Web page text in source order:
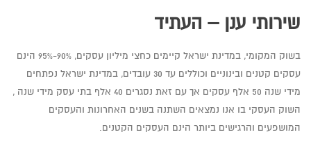
שירותי ענן – העתיד
בשוק המקומי, במדינת ישראל קיימים כחצי מיליון עסקים, 90%-95% הינם
עסקים קטנים ובינוניים וכוללים עד 30 עובדים, במדינת ישראל נפתחים
מידי שנה 50 אלף עסקים אך עם זאת נסגרים 40 אלף בתי עסק מידי שנה ,
השוק העסקי בו אנו נמצאים השתנה בשנים האחרונות והעסקים
המושפעים והרגישים ביותר הינם העסקים הקטנים.